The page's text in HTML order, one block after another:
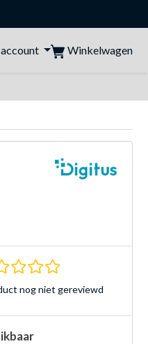
Winkelwagen
0.0 sterren
nog niet gereviewd